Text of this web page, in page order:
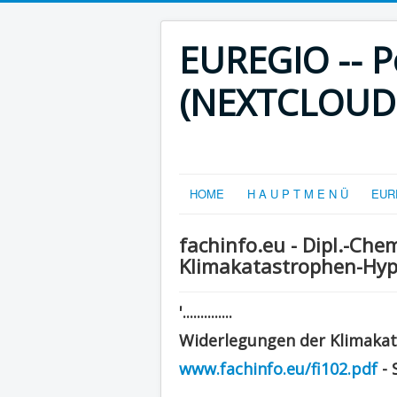
EUREGIO --
HOME H A U P T M E N Ü
fachinfo.eu - Dipl.-
Klimakatastrophen-
'..............
Widerlegungen der
www.fachinfo.eu/fi102.pdf-